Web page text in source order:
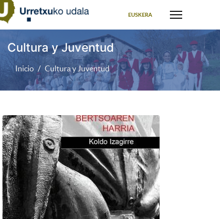
EUSKERA
Cultura y Juventud
Inicio Cultura y Juventud